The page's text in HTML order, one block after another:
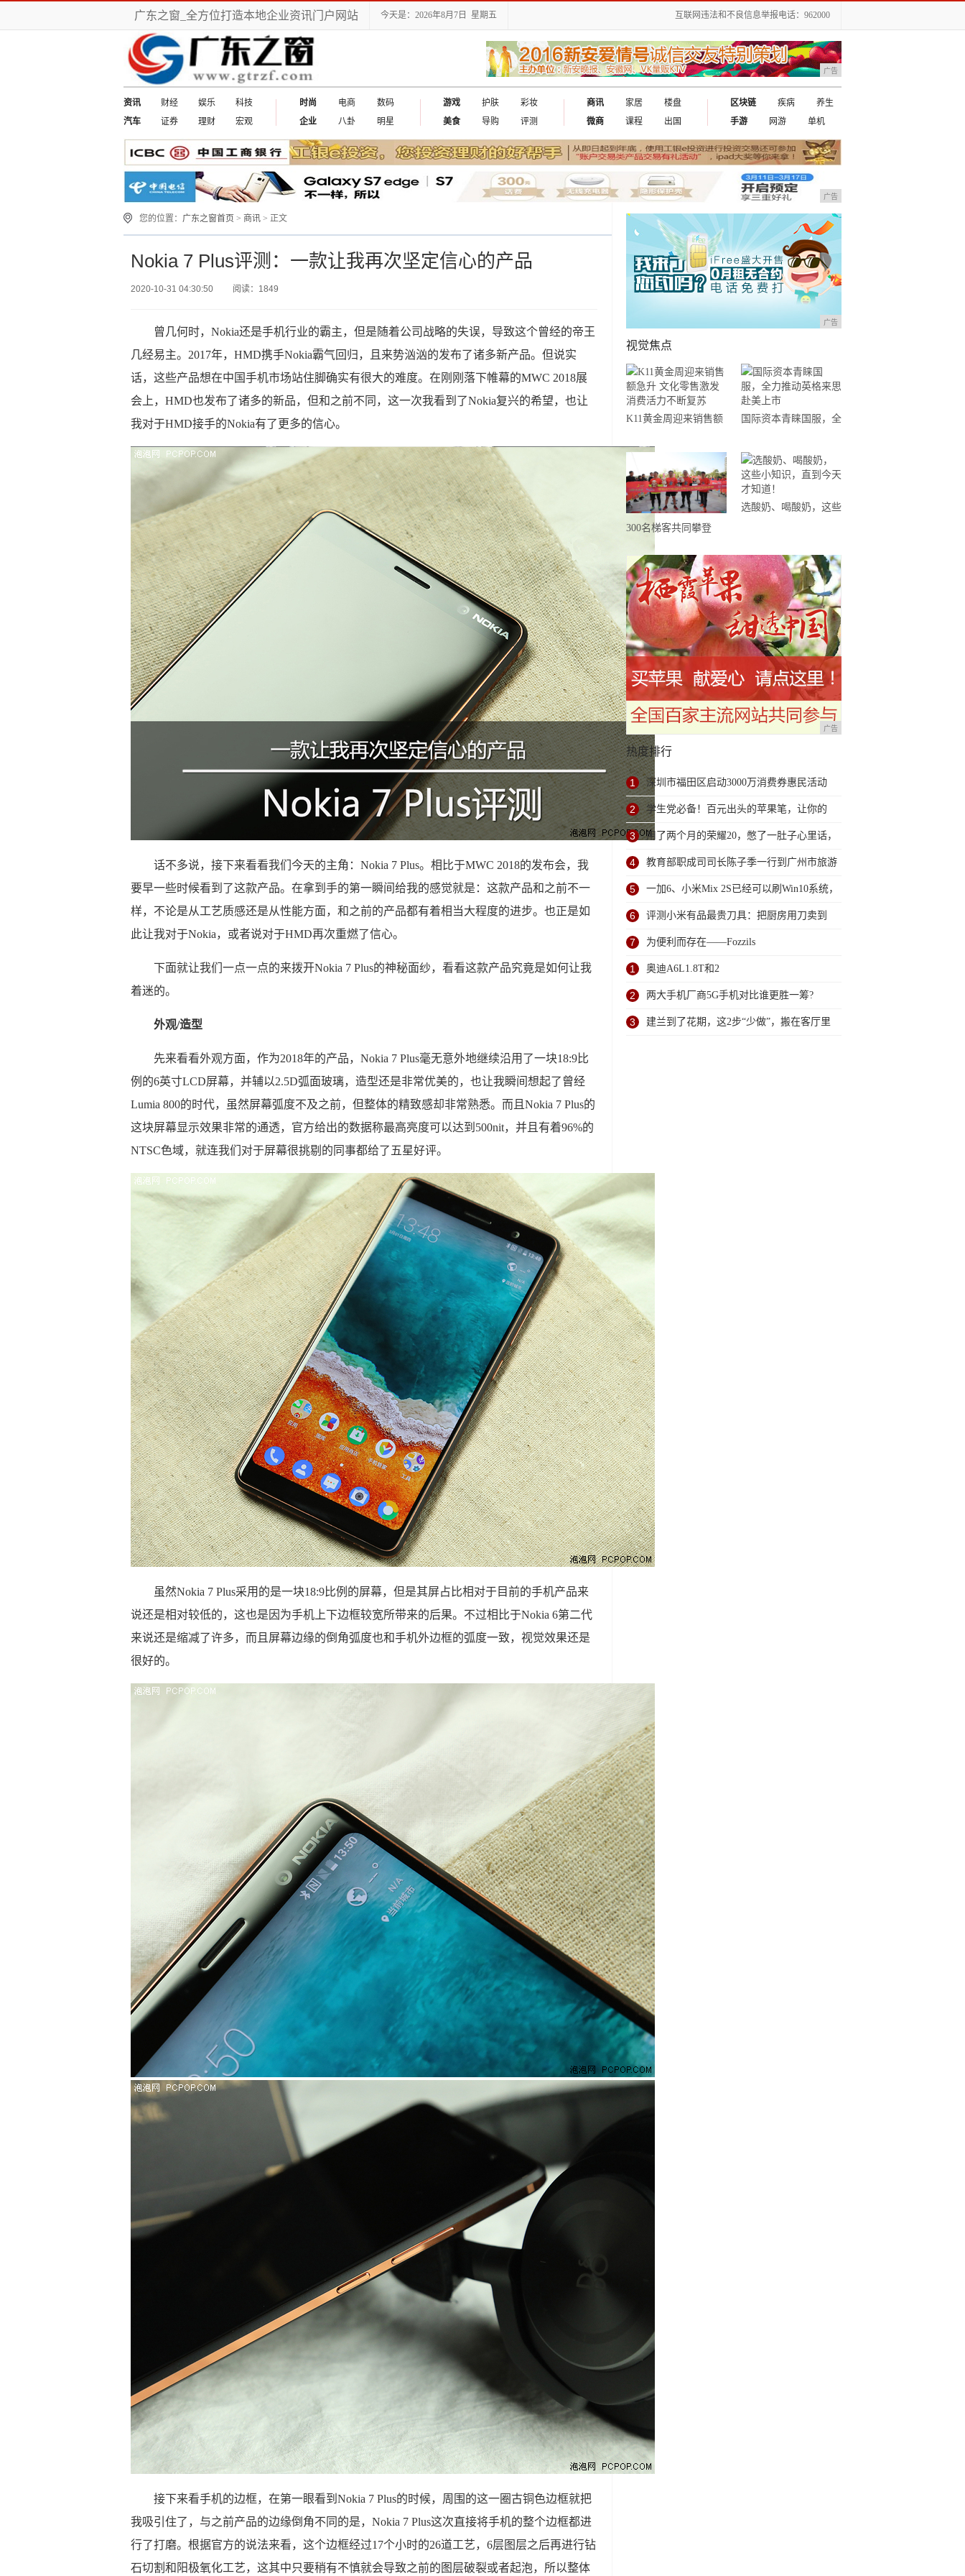
广东之窗_全方位打造本地企业资讯门户网站 今天是：2026年8月7日 星期五 互联网违法和不良信息举报电话：962000
广告
资讯 财经 娱乐
科技
汽车
证券 理财 宏观
时尚 电商
数码
企业
八卦 明星
游戏 护肤
彩妆
美食
导购 评测
商讯 家居
楼盘
微商
课程 出国
区块链 疾病
养生
手游
网游 单机
广告
您的位置： 广东之窗首页 > 商讯 > 正文
Nokia 7 Plus评测：一款让我再次坚定信心的产品
2020-10-31 04:30:50 阅读：1849
曾几何时，Nokia还是手机行业的霸主，但是随着公司战略的失误，导致这个曾经的帝王
几经易主。2017年，HMD携手Nokia霸气回归，且来势汹汹的发布了诸多新产品。但说实
话，这些产品想在中国手机市场站住脚确实有很大的难度。在刚刚落下帷幕的MWC 2018展
会上，HMD也发布了诸多的新品，但和之前不同，这一次我看到了Nokia复兴的希望，也让
我对于HMD接手的Nokia有了更多的信心。
话不多说，接下来看看我们今天的主角：Nokia 7 Plus。相比于MWC 2018的发布会，我
要早一些时候看到了这款产品。在拿到手的第一瞬间给我的感觉就是：这款产品和之前不一
样，不论是从工艺质感还是从性能方面，和之前的产品都有着相当大程度的进步。也正是如
此让我对于Nokia，或者说对于HMD再次重燃了信心。
下面就让我们一点一点的来拨开Nokia 7 Plus的神秘面纱，看看这款产品究竟是如何让我
着迷的。
外观/造型
先来看看外观方面，作为2018年的产品，Nokia 7 Plus毫无意外地继续沿用了一块18:9比
例的6英寸LCD屏幕，并辅以2.5D弧面玻璃，造型还是非常优美的，也让我瞬间想起了曾经
Lumia 800的时代，虽然屏幕弧度不及之前，但整体的精致感却非常熟悉。而且Nokia 7 Plus的
这块屏幕显示效果非常的通透，官方给出的数据称最高亮度可以达到500nit，并且有着96%的
NTSC色域，就连我们对于屏幕很挑剔的同事都给了五星好评。
虽然Nokia 7 Plus采用的是一块18:9比例的屏幕，但是其屏占比相对于目前的手机产品来
说还是相对较低的，这也是因为手机上下边框较宽所带来的后果。不过相比于Nokia 6第二代
来说还是缩减了许多，而且屏幕边缘的倒角弧度也和手机外边框的弧度一致，视觉效果还是
很好的。
接下来看手机的边框，在第一眼看到Nokia 7 Plus的时候，周围的这一圈古铜色边框就把
我吸引住了，与之前产品的边缘倒角不同的是，Nokia 7 Plus这次直接将手机的整个边框都进
行了打磨。根据官方的说法来看，这个边框经过17个小时的26道工艺，6层图层之后再进行钻
石切割和阳极氧化工艺，这其中只要稍有不慎就会导致之前的图层破裂或者起泡，所以整体
广告
视觉焦点
K11黄金周迎来销售额
国际资本青睐国服，全
市
300名梯客共同攀登
2019国际垂直马拉松超
级精英赛顺德海骏达中
心站欢乐开跑
选酸奶、喝酸奶，这些
广告
热度排行
1 深圳市福田区启动3000万消费券惠民活动
2 学生党必备！百元出头的苹果笔，让你的
iPad成为学习神器
3 用了两个月的荣耀20，憋了一肚子心里话，
今天终于一吐为快
4 教育部职成司司长陈子季一行到广州市旅游
商务职业学校考察调研
5 一加6、小米Mix 2S已经可以刷Win10系统，
网友：安卓提不动刀了？
6 评测小米有品最贵刀具：把厨房用刀卖到
999元的秘密
7 为便利而存在——Fozzils
1 奥迪A6L1.8T和2
2 两大手机厂商5G手机对比谁更胜一筹?
3 建兰到了花期，这2步“少做”，搬在客厅里